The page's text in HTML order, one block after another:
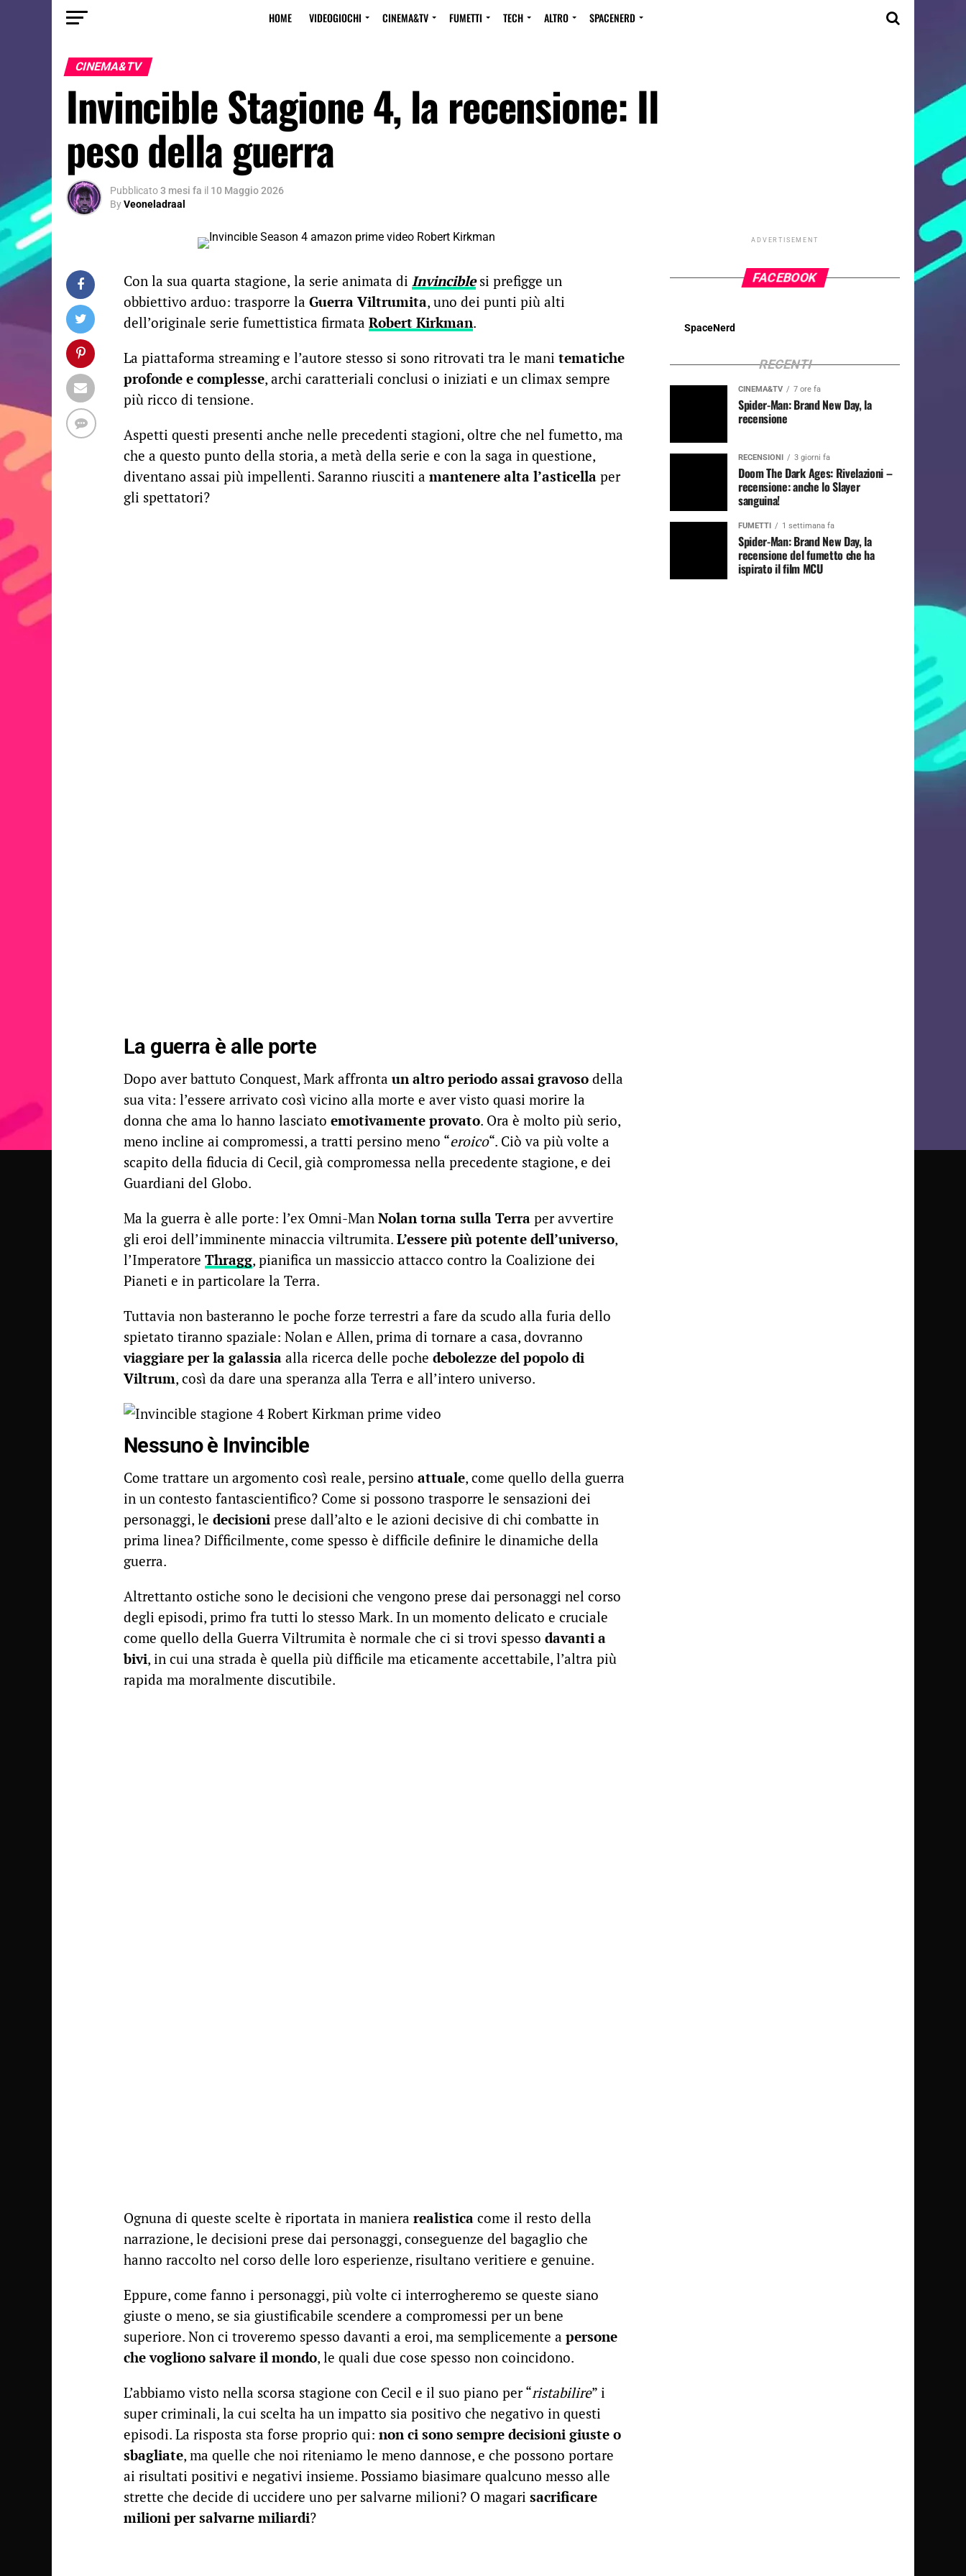
HOME VIDEOGIOCHI CINEMA&TV FUMETTI TECH ALTRO SPACENERD
CINEMA&TV
Invincible Stagione 4, la recensione: Il
peso della guerra
Pubblicato3 mesi fa il 10 Maggio 2026
ByVeoneladraal
Con la sua quarta stagione, la serie animata di Invinciblesi prefigge un
obbiettivo arduo: trasporre la Guerra Viltrumita, uno dei punti più alti
dell’originale serie fumettistica firmata Robert Kirkman.
La piattaforma streaming e l’autore stesso si sono ritrovati tra le mani tematiche
profonde e complesse, archi caratteriali conclusi o iniziati e un climax sempre
più ricco di tensione.
Aspetti questi presenti anche nelle precedenti stagioni, oltre che nel fumetto, ma
che a questo punto della storia, a metà della serie e con la saga in questione,
diventano assai più impellenti. Saranno riusciti a mantenere alta l’asticella per
gli spettatori?
La guerra è alle porte
Dopo aver battuto Conquest, Mark affronta un altro periodo assai gravoso della
sua vita: l’essere arrivato così vicino alla morte e aver visto quasi morire la
donna che ama lo hanno lasciato emotivamente provato. Ora è molto più serio,
meno incline ai compromessi, a tratti persino meno “eroico“. Ciò va più volte a
scapito della fiducia di Cecil, già compromessa nella precedente stagione, e dei
Guardiani del Globo.
Ma la guerra è alle porte: l’ex Omni-Man Nolan torna sulla Terra per avvertire
gli eroi dell’imminente minaccia viltrumita. L’essere più potente dell’universo,
l’Imperatore Thragg, pianifica un massiccio attacco contro la Coalizione dei
Pianeti e in particolare la Terra.
Tuttavia non basteranno le poche forze terrestri a fare da scudo alla furia dello
spietato tiranno spaziale: Nolan e Allen, prima di tornare a casa, dovranno
viaggiare per la galassia alla ricerca delle poche debolezze del popolo di
Viltrum, così da dare una speranza alla Terra e all’intero universo.
Nessuno è Invincible
Come trattare un argomento così reale, persino attuale, come quello della guerra
in un contesto fantascientifico? Come si possono trasporre le sensazioni dei
personaggi, le decisioni prese dall’alto e le azioni decisive di chi combatte in
prima linea? Difficilmente, come spesso è difficile definire le dinamiche della
guerra.
Altrettanto ostiche sono le decisioni che vengono prese dai personaggi nel corso
degli episodi, primo fra tutti lo stesso Mark. In un momento delicato e cruciale
come quello della Guerra Viltrumita è normale che ci si trovi spesso davanti a
bivi, in cui una strada è quella più difficile ma eticamente accettabile, l’altra più
rapida ma moralmente discutibile.
Ognuna di queste scelte è riportata in maniera realistica come il resto della
narrazione, le decisioni prese dai personaggi, conseguenze del bagaglio che
hanno raccolto nel corso delle loro esperienze, risultano veritiere e genuine.
Eppure, come fanno i personaggi, più volte ci interrogheremo se queste siano
giuste o meno, se sia giustificabile scendere a compromessi per un bene
superiore. Non ci troveremo spesso davanti a eroi, ma semplicemente a persone
che vogliono salvare il mondo, le quali due cose spesso non coincidono.
L’abbiamo visto nella scorsa stagione con Cecil e il suo piano per “ristabilire” i
super criminali, la cui scelta ha un impatto sia positivo che negativo in questi
episodi. La risposta sta forse proprio qui: non ci sono sempre decisioni giuste o
sbagliate, ma quelle che noi riteniamo le meno dannose, e che possono portare
ai risultati positivi e negativi insieme. Possiamo biasimare qualcuno messo alle
strette che decide di uccidere uno per salvarne milioni? O magari sacrificare
milioni per salvarne miliardi?
ADVERTISEMENT
FACEBOOK
SpaceNerd
RECENTI
CINEMA&TV 7 ore fa
Spider-Man: Brand New Day, la
recensione
RECENSIONI 3 giorni fa
Doom The Dark Ages: Rivelazioni –
recensione: anche lo Slayer
sanguina!
FUMETTI 1 settimana fa
Spider-Man: Brand New Day, la
recensione del fumetto che ha
ispirato il film MCU